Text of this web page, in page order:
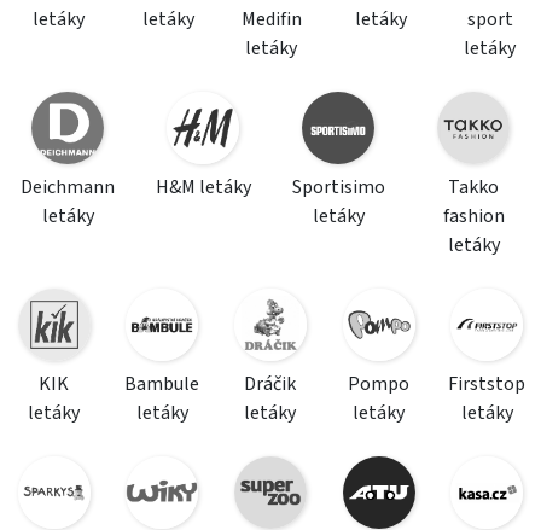
letáky
letáky
Medifin
letáky
letáky
sport
letáky
Deichmann
letáky
H&M letáky
Sportisimo
letáky
Takko
fashion
letáky
KIK
letáky
Bambule
letáky
Dráčik
letáky
Pompo
letáky
Firststop
letáky